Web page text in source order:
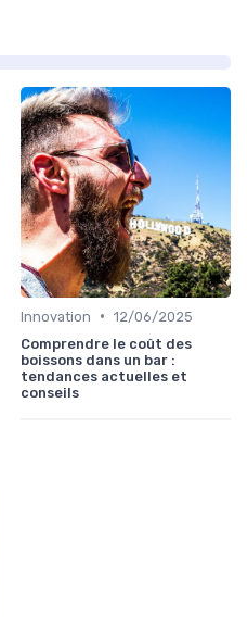
Innovation • 12/06/2025
Comprendre le coût des
boissons dans un bar :
tendances actuelles et
conseils